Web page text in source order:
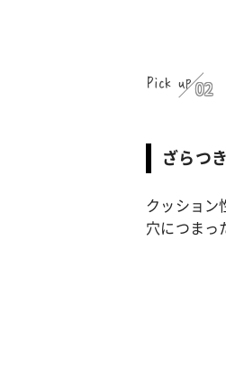
Pick up 02
ざらつ
クッション
穴につまっ